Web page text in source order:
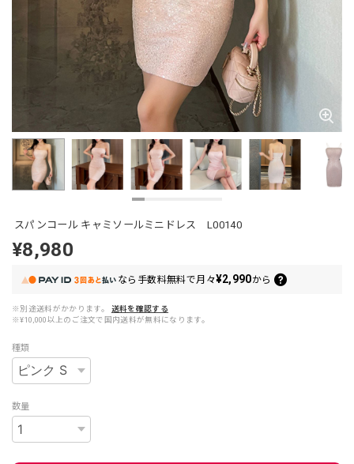
スパンコール キャミソールミニドレス L00140
¥8,980
なら 手数料無料で月々¥2,990から
※別途送料がかかります。
送料を確認する
※¥10,000以上のご注文で国内送料が無料になります。
種類
数量